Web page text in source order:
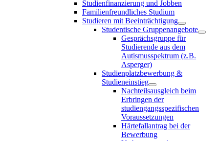
Studienfinanzierung und Jobben
Familienfreundliches Studium
Studieren mit Beeinträchtigung
Studentische Gruppenangebote
Gesprächsgruppe für
Studierende aus dem
Autismusspektrum (z.B.
Asperger)
Studienplatzbewerbung &
Studieneinstieg
Nachteilsausgleich beim
Erbringen der
studiengangsspezifischen
Voraussetzungen
Härtefallantrag bei der
Bewerbung